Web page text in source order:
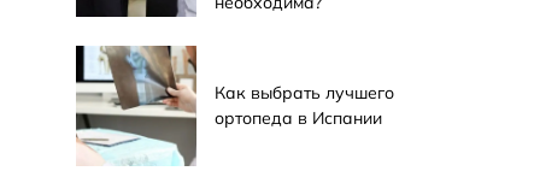
Как выбрать лучшего
ортопеда в Испании